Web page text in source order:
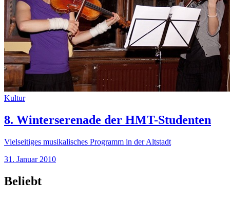
Kultur
8. Winterserenade der HMT-Studenten
Vielseitiges musikalisches Programm in der Altstadt
31. Januar 2010
Beliebt